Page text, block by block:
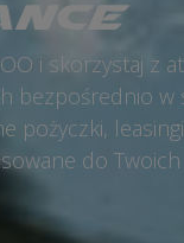
i skorzystaj z
bezpośrednio w
pożyczki,
do